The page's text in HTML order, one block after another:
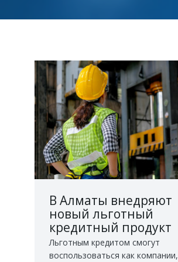
В Алматы внедряют
новый льготный
кредитный продукт
«Промышленная
ипотека»
Льготным кредитом смогут
воспользоваться как компании,